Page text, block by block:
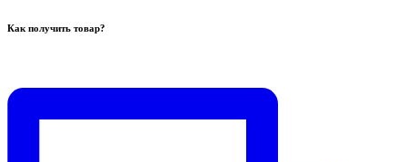
Как получить товар?